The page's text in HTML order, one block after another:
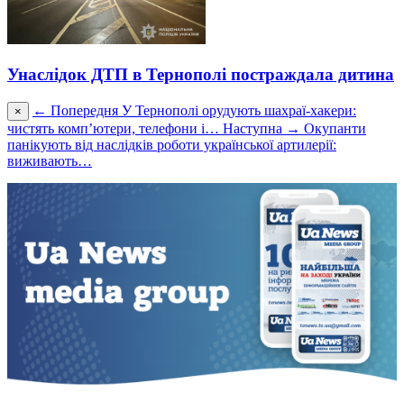
Унаслідок ДТП в Тернополі постраждала дитина
× ← Попередня У Тернополі орудують шахраї-хакери:
чистять комп’ютери, телефони і… Наступна → Окупанти
панікують від наслідків роботи української артилерії:
виживають…